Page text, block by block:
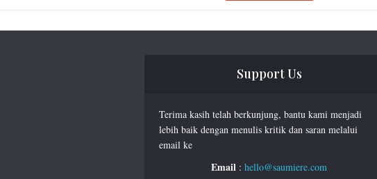
Support Us
Terima kasih telah berkunjung, bantu kami menjadi
lebih baik dengan menulis kritik dan saran melalui
email ke
Email :hello@saumiere.com